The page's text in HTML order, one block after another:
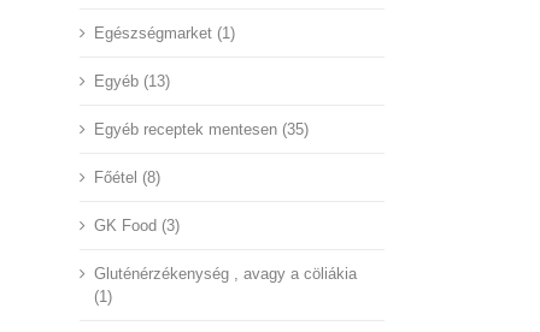
Egészségmarket (1)
Egyéb (13)
Egyéb receptek mentesen (35)
Főétel (8)
GK Food (3)
Gluténérzékenység , avagy a cöliákia
(1)